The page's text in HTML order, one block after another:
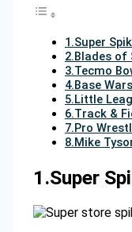
1.Super
2.Blades of
3.Tecmo
4.Base Wars
5.Little
6.Track &
7.Pro
8.Mike
1.Super